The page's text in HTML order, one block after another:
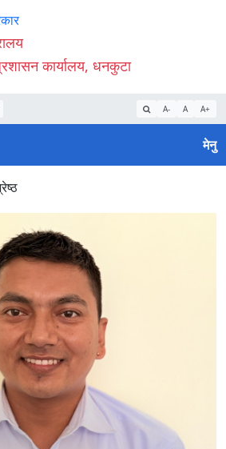
कार्यालय, धनकुटा
A- A A+
मेनु